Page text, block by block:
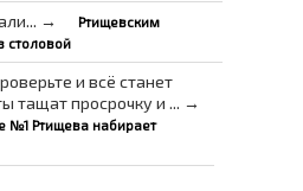
→
Ртищевским
столовой
и всё станет
тащат просрочку и ... →
№1 Ртищева набирает